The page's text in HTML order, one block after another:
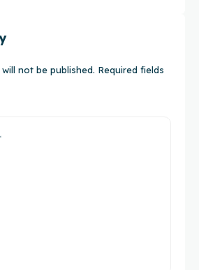
not be published. Required fields